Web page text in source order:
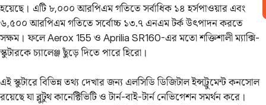
হয়েছে। এটি ৮,০০০ আরপিএম গতিতে সর্বাধিক ১৪ হর্সপাওয়ার এবং
৬,৫০০ আরপিএম গতিতে সর্বোচ্চ ১৩.৭ এনএম টর্ক উৎপাদন করতে
সক্ষম। ফলে Aerox 155 ও Aprilia SR160-এর মতো শক্তিশালী ম্যাক্সি-
স্কুটারকে চ্যালেঞ্জ ছুঁড়ে দিতে পারে হিরো।
এই স্কুটারে বিভিন্ন তথ্য দেখার জন্য এলসিডি ডিজিটাল ইন্সট্রুমেন্ট কনসোল
রয়েছে যা ব্লুটুথ কানেক্টিভিটি ও টার্ন-বাই-টার্ন নেভিগেশন সমর্থন করে।